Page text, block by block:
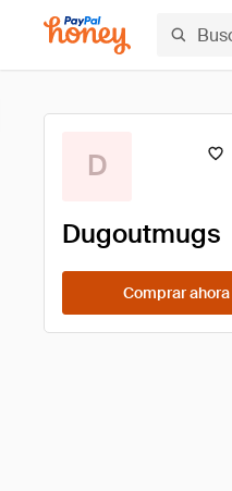
D
Dugoutmugs
Comprar ahora